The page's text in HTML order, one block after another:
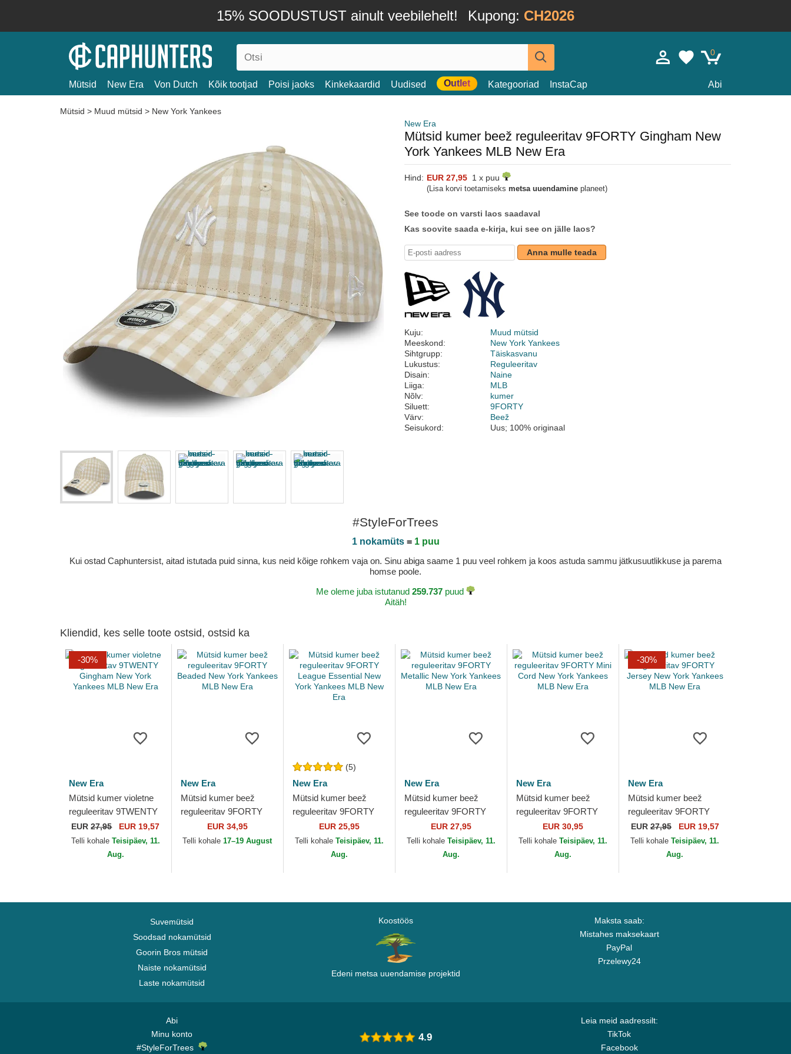
15% SOODUSTUST ainult veebilehelt! Kupong: CH2026
0
Mütsid New Era Von Dutch Kõik tootjad Poisi jaoks Kinkekaardid Uudised Outlet Kategooriad InstaCap Abi
Mütsid > Muud mütsid > New York Yankees
New Era
Mütsid kumer beež reguleeritav 9FORTY Gingham New
York Yankees MLB New Era
Hind: EUR 27,95 1 x puu
(Lisa korvi toetamiseks metsa uuendamine planeet)
See toode on varsti laos saadaval
Kas soovite saada e-kirja, kui see on jälle laos?
Anna mulle teada
Kuju:
Muud mütsid
Meeskond:
New York Yankees
Sihtgrupp:
Täiskasvanu
Lukustus:
Reguleeritav
Disain:
Naine
Liiga:
MLB
Nõlv:
kumer
Siluett:
9FORTY
Värv:
Beež
Seisukord:
Uus; 100% originaal
#StyleForTrees
1 nokamüts= 1 puu
Kui ostad Caphuntersist, aitad istutada puid sinna, kus neid kõige rohkem vaja on. Sinu abiga saame 1 puu veel rohkem ja koos astuda sammu jätkusuutlikkuse ja parema
homse poole.
Me oleme juba istutanud 259.737 puud
Aitäh!
Kliendid, kes selle toote ostsid, ostsid ka
-30%
New Era
Mütsid kumer violetne
reguleeritav 9TWENTY
Gingham New York
Yankees MLB New Era
EUR27,95 EUR 19,57
Telli kohale Teisipäev, 11.
Aug.
New Era
Mütsid kumer beež
reguleeritav 9FORTY
Beaded New York
Yankees MLB New Era
EUR 34,95
Telli kohale17–19 August
(5)
New Era
Mütsid kumer beež
reguleeritav 9FORTY
League Essential New
York Yankees MLB
EUR 25,95
Telli kohale Teisipäev, 11.
Aug.
New Era
Mütsid kumer beež
reguleeritav 9FORTY
Metallic New York
Yankees MLB New Era
EUR 27,95
Telli kohale Teisipäev, 11.
Aug.
New Era
Mütsid kumer beež
reguleeritav 9FORTY
Mini Cord New York
Yankees MLB New Era
EUR 30,95
Telli kohale Teisipäev, 11.
Aug.
-30%
New Era
Mütsid kumer beež
reguleeritav 9FORTY
Jersey New York
Yankees MLB New Era
EUR 27,95 EUR 19,57
Telli kohaleTeisipäev, 11.
Aug.
Suvemütsid
Soodsad nokamütsid
Goorin Bros mütsid
Naiste nokamütsid
Laste nokamütsid
Koostöös
Edeni metsa uuendamise projektid
Maksta saab:
Mistahes maksekaart
PayPal
Przelewy24
Abi
Minu konto
#StyleForTrees
Leia meid aadressilt:
TikTok
Facebook
4.9